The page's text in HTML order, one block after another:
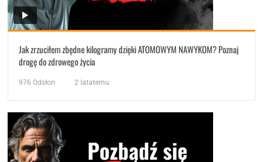
Jak zrzuciłem zbędne kilogramy dzięki ATOMOWYM NAWYKOM? Poznaj
drogę do zdrowego życia
976 Odsłon 2 latatemu